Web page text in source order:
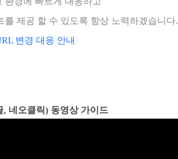
제공 할 수 있도록 항상 노력하겠습니다.
변경 대응 안내
네오클릭) 동영상 가이드